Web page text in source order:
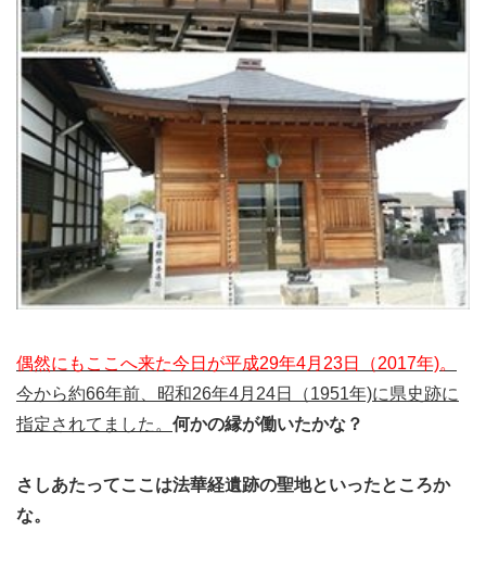
偶然にもここへ来た今日が平成29年4月23日（2017年)。
今から約66年前、昭和26年4月24日（1951年)に県史跡に
指定されてました。 何かの縁が働いたかな？
さしあたってここは法華経遺跡の聖地といったところか
な。